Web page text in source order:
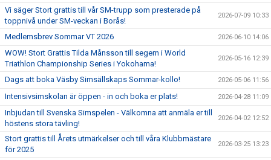
Vi säger Stort grattis till vår SM-trupp som presterade på
toppnivå under SM-veckan i Borås!
2026-07-09 10:33
Medlemsbrev Sommar VT 2026 2026-06-10 14:06
WOW! Stort Grattis Tilda Månsson till segern i World
Triathlon Championship Series i Yokohama!
2026-05-16 12:39
Dags att boka Väsby Simsällskaps Sommar-kollo! 2026-05-06 11:56
Intensivsimskolan är öppen - in och boka er plats! 2026-04-28 11:09
Inbjudan till Svenska Simspelen - Välkomna att anmäla er till
höstens stora tävling!
2026-04-02 12:52
Stort grattis till Årets utmärkelser och till våra Klubbmästare
för 2025
2026-03-25 13:23